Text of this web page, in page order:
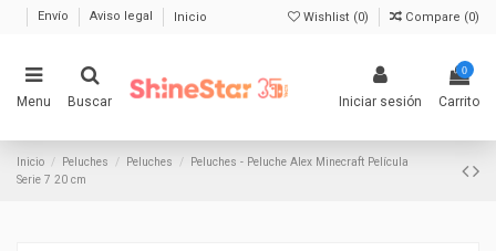
Envío Aviso legal Inicio Wishlist (0) Compare (0)
Menu Buscar Iniciar sesión
0
Carrito
Inicio Peluches Peluches
Peluches - Peluche Alex Minecraft Película
Serie 7 20 cm